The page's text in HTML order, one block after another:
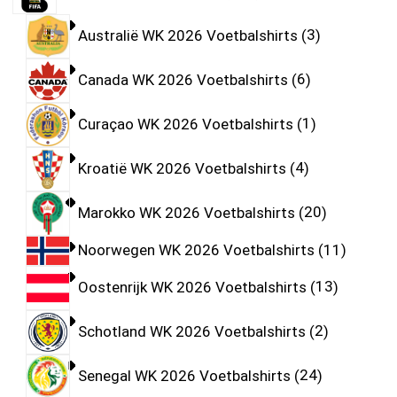
Australië WK 2026 Voetbalshirts 3
Canada WK 2026 Voetbalshirts 6
Curaçao WK 2026 Voetbalshirts 1
Kroatië WK 2026 Voetbalshirts 4
Marokko WK 2026 Voetbalshirts 20
Noorwegen WK 2026 Voetbalshirts 11
Oostenrijk WK 2026 Voetbalshirts 13
Schotland WK 2026 Voetbalshirts 2
Senegal WK 2026 Voetbalshirts 24